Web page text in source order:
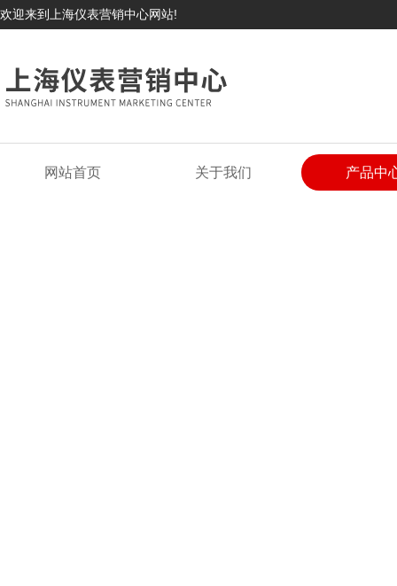
欢迎来到上海仪表营销中心网站!
网站首页 关于我们 产品中